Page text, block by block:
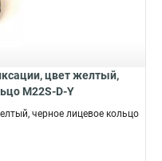
цвет желтый,
M22S-D-Y
черное лицевое кольцо